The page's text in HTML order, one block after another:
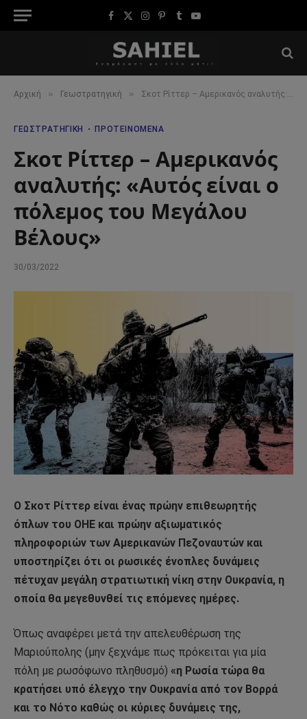
Facebook
X
Instagram
Pinterest
TumblrYouTube
Αρχική » Γεωστρατηγική » Σκοτ Ρίττερ – Αμερικανός αναλυτής: «Αυτός είναι ο πόλεμος του Μεγάλου Βέλους»
ΓΕΩΣΤΡΑΤΗΓΙΚΉ ΠΡΟΤΕΙΝΌΜΕΝΑ
Σκοτ Ρίττερ – Αμερικανός
αναλυτής: «Αυτός είναι ο
πόλεμος του Μεγάλου
Βέλους»
30/03/2022
O Σκοτ Ρίττερ είναι ένας πρώην επιθεωρητής
όπλων του ΟΗΕ και πρώην αξιωματικός
πληροφοριών των Αμερικανών Πεζοναυτών και
υποστηρίζει ότι οι ρωσικές ένοπλες δυνάμεις
πέτυχαν μεγάλη στρατιωτική νίκη στην Ουκρανία, η
οποία θα μεγεθυνθεί τις επόμενες ημέρες.
Όπως αναφέρει μετά την απελευθέρωση της
Μαριούπολης (μην ξεχνάμε πως πρόκειται για μία
πόλη με ρωσόφωνο πληθυσμό) «η Ρωσία τώρα θα
κρατήσει υπό έλεγχο την Ουκρανία από τον Βορρά
και το Νότο καθώς οι κύριες δυνάμεις της,